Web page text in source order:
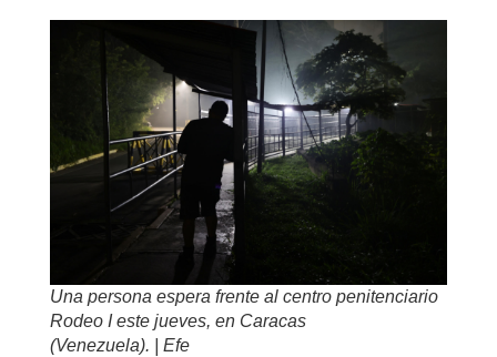
Una persona espera frente al centro penitenciario
Rodeo I este jueves, en Caracas
(Venezuela). | Efe